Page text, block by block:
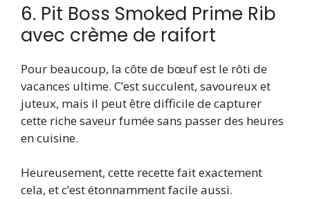
6. Pit Boss Smoked Prime Rib
avec crème de raifort
Pour beaucoup, la côte de bœuf est le rôti de
vacances ultime. C’est succulent, savoureux et
juteux, mais il peut être difficile de capturer
cette riche saveur fumée sans passer des heures
en cuisine.
Heureusement, cette recette fait exactement
cela, et c’est étonnamment facile aussi.